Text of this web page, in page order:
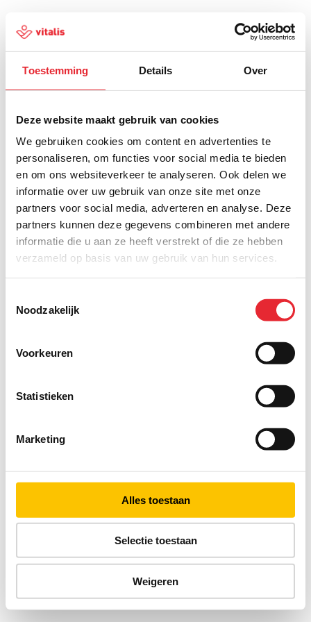
Toestemming Details Over
Deze website maakt gebruik van cookies
We gebruiken cookies om content en advertenties te
personaliseren, om functies voor social media te bieden
en om ons websiteverkeer te analyseren. Ook delen we
informatie over uw gebruik van onze site met onze
partners voor social media, adverteren en analyse. Deze
partners kunnen deze gegevens combineren met andere
informatie die u aan ze heeft verstrekt of die ze hebben
verzameld op basis van uw gebruik van hun services.
Noodzakelijk
Voorkeuren
Statistieken
Marketing
Alles toestaan
Selectie toestaan
Weigeren
500
Er is iets fout gegaan
Probeer het later opnieuw of ga terug naar de
homepagina.